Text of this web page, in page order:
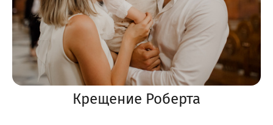
Крещение Роберта